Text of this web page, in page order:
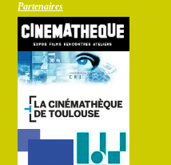
Partenaires